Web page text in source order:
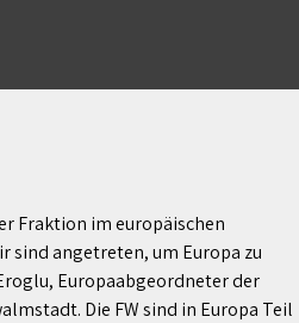
Neujahrsempfang in
Fraktion im europäischen
sind angetreten, um Europa zu
Europaabgeordneter der
Die FW sind in Europa Teil